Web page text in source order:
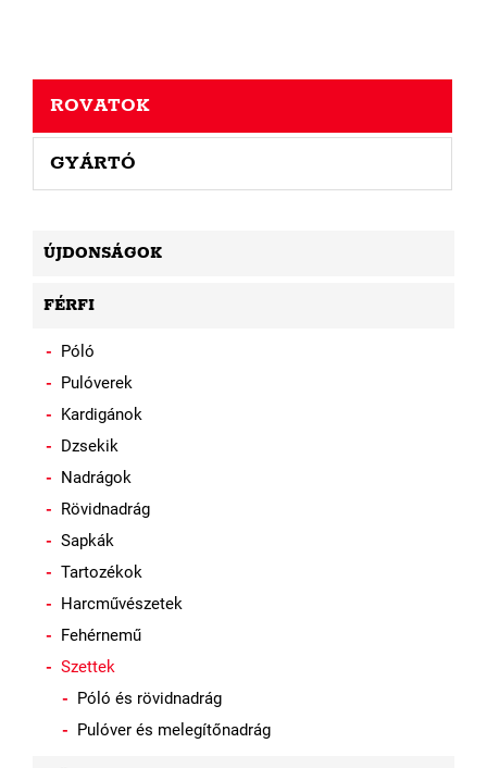
ROVATOK
GYÁRTÓ
ÚJDONSÁGOK
FÉRFI
Póló
Pulóverek
Kardigánok
Dzsekik
Nadrágok
Rövidnadrág
Sapkák
Tartozékok
Harcművészetek
Fehérnemű
Szettek
Póló és rövidnadrág
Pulóver és melegítőnadrág